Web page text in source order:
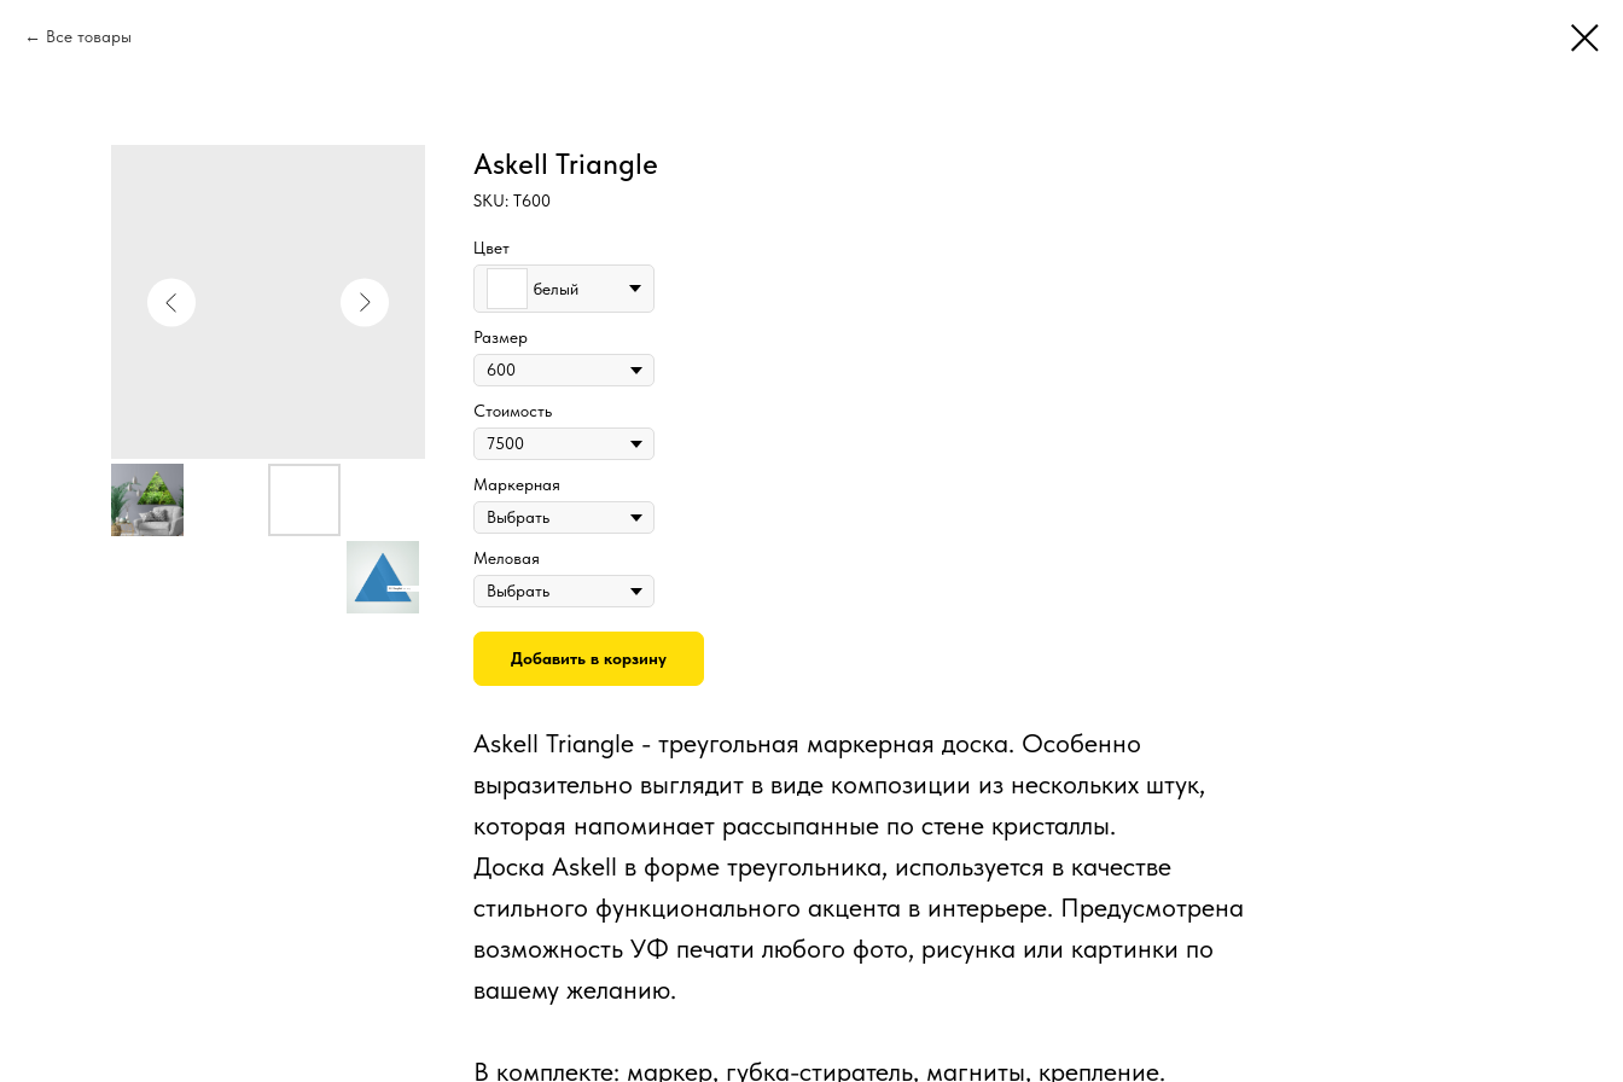
Все товары
Askell Triangle
SKU: Т600
Цвет
белый
Размер
Стоимость
Маркерная
Меловая
Добавить в корзину
Askell Triangle - треугольная маркерная доска. Особенно
выразительно выглядит в виде композиции из нескольких штук,
которая напоминает рассыпанные по стене кристаллы.
Доска Askell в форме треугольника, используется в качестве
стильного функционального акцента в интерьере. Предусмотрена
возможность УФ печати любого фото, рисунка или картинки по
вашему желанию.
В комплекте: маркер, губка-стиратель, магниты, крепление.